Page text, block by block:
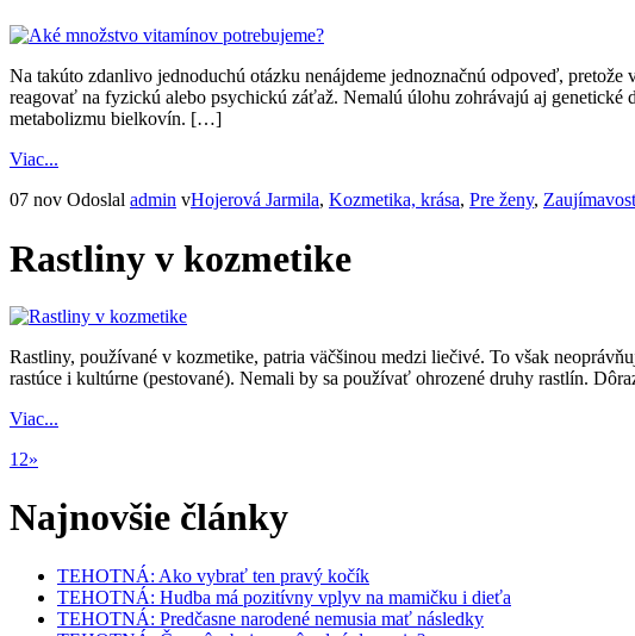
Na takúto zdanlivo jednoduchú otázku nenájdeme jednoznačnú odpoveď,
reagovať na fyzickú alebo psychickú záťaž. Nemalú úlohu zohrávajú aj
metabolizmu bielkovín. […]
Viac...
07 nov Odoslal admin vHojerová Jarmila, Kozmetika, krása, Pre ženy,
Rastliny v kozmetike
Rastliny, používané v kozmetike, patria väčšinou medzi liečivé. To však
rastúce i kultúrne (pestované). Nemali by sa používať ohrozené druhy rastlín.
Viac...
1 2»
Najnovšie články
TEHOTNÁ: Ako vybrať ten pravý kočík
TEHOTNÁ: Hudba má pozitívny vplyv na mamičku i dieťa
TEHOTNÁ: Predčasne narodené nemusia mať následky